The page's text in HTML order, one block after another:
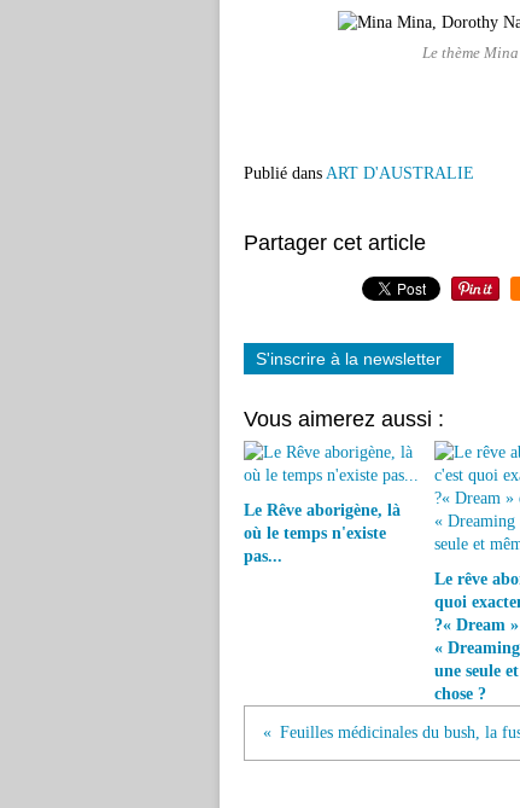
Le thème
Publié dans ART D'AUSTRALIE
Partager cet article
S'inscrire à la newsletter
Vous aimerez aussi :
Le Rêve aborigène, là
où le temps n'existe
pas...
Le rêve
quoi
?« Dream
«
une seule
chose ?
Feuilles médicinales du bush, la